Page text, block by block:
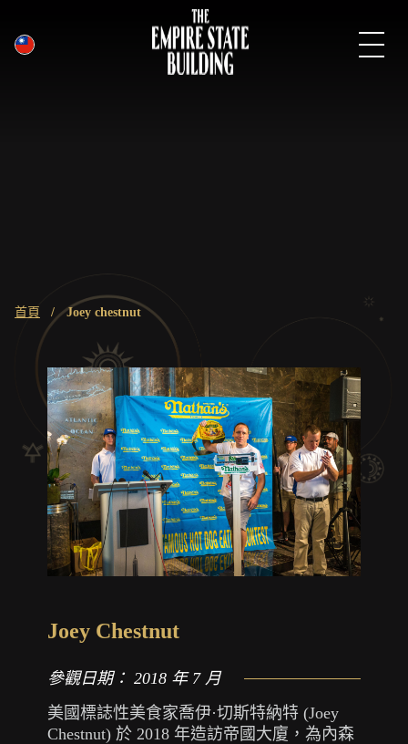
麵首頁 joey chestnut
Joey Chestnut
參觀日期：2018 年 7 月
美國標誌性美食家喬伊·切斯特納特 (Joey
Chestnut) 於 2018 年造訪帝國大廈，為內森